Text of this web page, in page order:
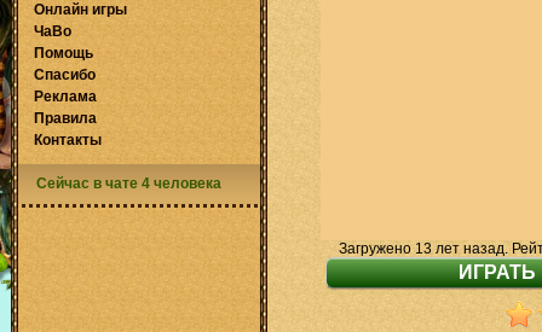
Загружено 13 лет назад.
Онлайн игры
ЧаВо
Помощь
Спасибо
Реклама
Правила
Контакты
Сейчас в чате 4 человека